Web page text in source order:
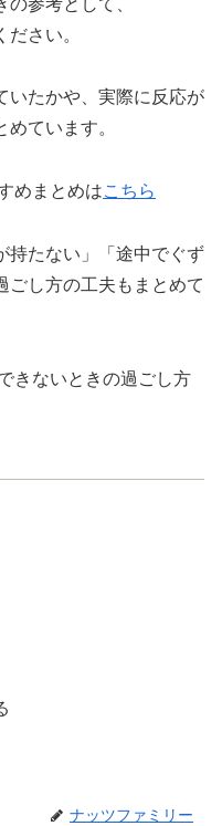
さい。
いたかや、実際に反応が
ています。
めまとめはこちら
持たない」「途中でぐず
ごし方の工夫もまとめて
きないときの過ごし方
ナッツファミリー